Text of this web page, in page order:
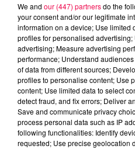
We and our (447) partnersdo the
your consent and/or our legitimate
information on a device; Use limited
profiles for personalised
advertising; Measure advertising
performance; Understand
of data from different sources;
profiles to personalise content; Use
content; Use limited data to select
detect fraud, and fix errors; Deliver
Save and communicate privacy
process personal data such as IP
following functionalities: Identify
requested; Use precise geolocation